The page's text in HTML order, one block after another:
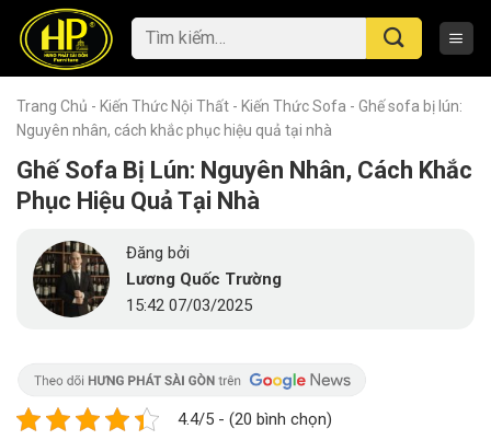
content
Tìm
kiếm:
Trang Chủ - Kiến Thức Nội Thất - Kiến Thức Sofa - Ghế sofa bị lún:
Nguyên nhân, cách khắc phục hiệu quả tại nhà
Ghế Sofa Bị Lún: Nguyên Nhân, Cách Khắc
Phục Hiệu Quả Tại Nhà
Đăng bởi
Lương Quốc Trường
15:42 07/03/2025
4.4/5 - (20 bình chọn)